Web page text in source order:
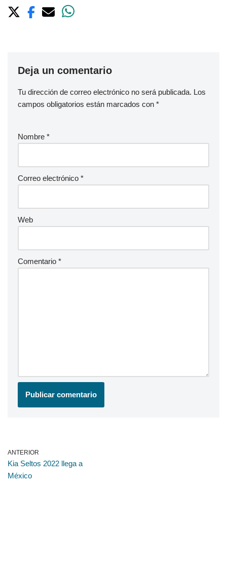
Deja un comentario
Tu dirección de correo electrónico no será publicada. Los
campos obligatorios están marcados con *
Nombre *
Correo electrónico *
Web
Comentario *
ANTERIOR
Kia Seltos 2022 llega a
México